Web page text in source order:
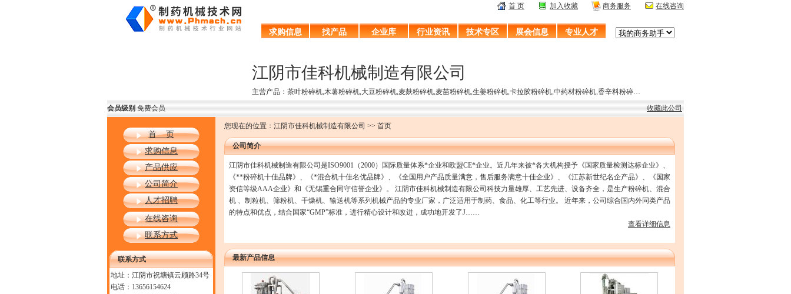
首 页 加入收藏 商务服务 在线咨询
求购信息 找产品 企业库 行业资讯 技术专区 展会信息 专业人才
江阴市佳科机械制造有限公司
主营产品：茶叶粉碎机,木薯粉碎机,大豆粉碎机,麦麸粉碎机,麦苗粉碎机,生姜粉碎机,卡拉胶粉碎机,中药材粉碎机,香辛料粉碎…
会员级别免费会员 收藏此公司
首 页
求购信息
产品供应
公司简介
人才招聘
在线咨询
联系方式
联系方式
地址：江阴市祝塘镇云顾路34号
电话：13656154624
您现在的位置：江阴市佳科机械制造有限公司 >> 首页
公司简介
江阴市佳科机械制造有限公司是ISO9001（2000）国际质量体系*企业和欧盟CE*企业。近几年来被*各大机构授予《国家质量检测达标企业》、
《**粉碎机十佳品牌》、《*混合机十佳名优品牌》、《全国用户产品质量满意，售后服务满意十佳企业》、《江苏新世纪名企产品》、《国家
资信等级AAA企业》和《无锡重合同守信誉企业》。 江阴市佳科机械制造有限公司科技力量雄厚、工艺先进、设备齐全，是生产粉碎机、混合
机 、制粒机、筛粉机、干燥机、输送机等系列机械产品的专业厂家，广泛适用于制药、食品、化工等行业。 近年来，公司综合国内外同类产品
的特点和优点，结合国家“GMP”标准，进行精心设计和改进，成功地开发了J……
查看详细信息
最新产品信息